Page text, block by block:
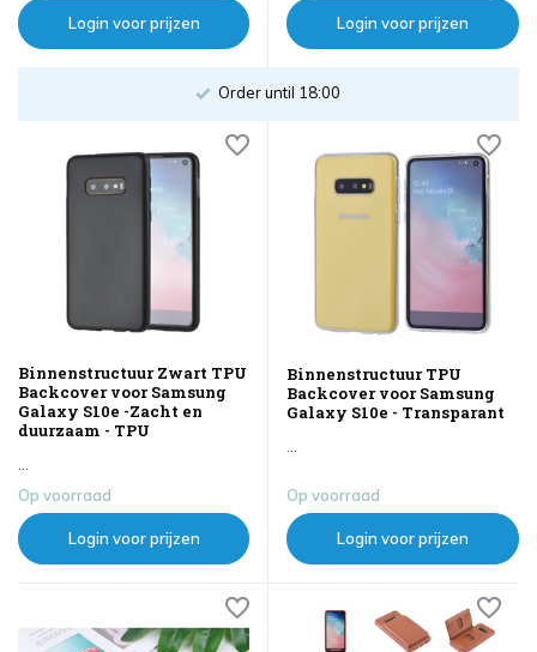
Login voor prijzen Login voor prijzen
Order until 18:00
Binnenstructuur Zwart TPU
Backcover voor Samsung
Galaxy S10e -Zacht en
duurzaam - TPU
...
Op voorraad
Login voor prijzen
Binnenstructuur TPU
Backcover voor Samsung
Galaxy S10e - Transparant
...
Op voorraad
Login voor prijzen